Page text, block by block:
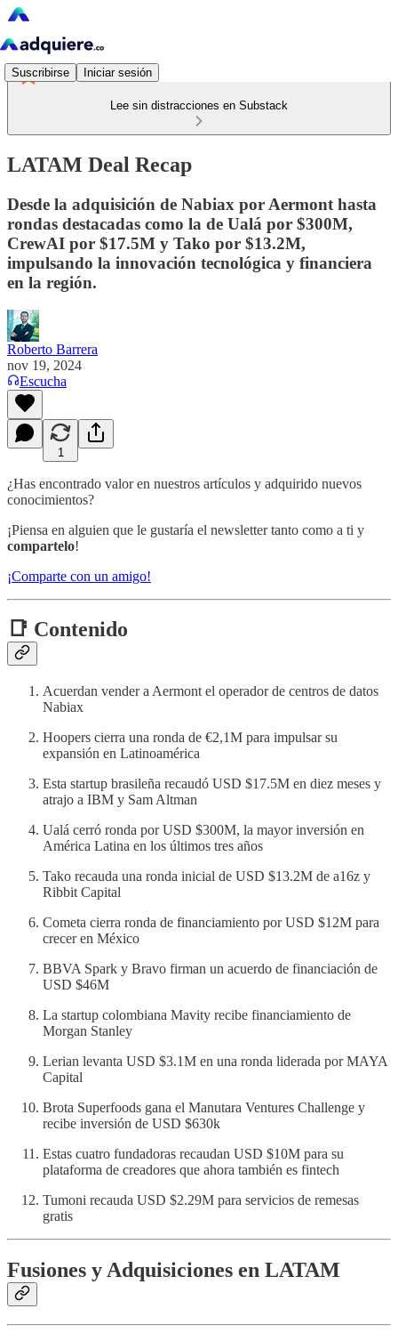
Suscribirse Iniciar sesión
Lee sin distracciones en Substack
LATAM Deal Recap
Desde la adquisición de Nabiax por Aermont hasta
rondas destacadas como la de Ualá por $300M,
CrewAI por $17.5M y Tako por $13.2M,
impulsando la innovación tecnológica y financiera
en la región.
Roberto Barrera
nov 19, 2024
Escucha
1
¿Has encontrado valor en nuestros artículos y adquirido nuevos
conocimientos?
¡Piensa en alguien que le gustaría el newsletter tanto como a ti y
compartelo!
¡Comparte con un amigo!
📑 Contenido
Acuerdan vender a Aermont el operador de centros de datos
Nabiax
Hoopers cierra una ronda de €2,1M para impulsar su
expansión en Latinoamérica
Esta startup brasileña recaudó USD $17.5M en diez meses y
atrajo a IBM y Sam Altman
Ualá cerró ronda por USD $300M, la mayor inversión en
América Latina en los últimos tres años
Tako recauda una ronda inicial de USD $13.2M de a16z y
Ribbit Capital
Cometa cierra ronda de financiamiento por USD $12M para
crecer en México
BBVA Spark y Bravo firman un acuerdo de financiación de
USD $46M
La startup colombiana Mavity recibe financiamiento de
Morgan Stanley
Lerian levanta USD $3.1M en una ronda liderada por MAYA
Capital
Brota Superfoods gana el Manutara Ventures Challenge y
recibe inversión de USD $630k
Estas cuatro fundadoras recaudan USD $10M para su
plataforma de creadores que ahora también es fintech
Tumoni recauda USD $2.29M para servicios de remesas
gratis
Fusiones y Adquisiciones en LATAM